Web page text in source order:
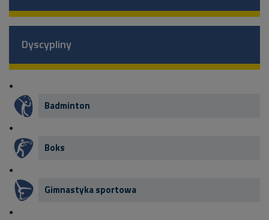
Dyscypliny
Badminton
Boks
Gimnastyka sportowa